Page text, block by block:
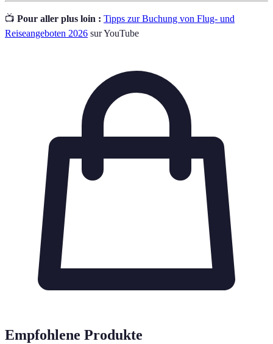
📺 Pour aller plus loin : Tipps zur Buchung von Flug- und
Reiseangeboten 2026 sur YouTube
Empfohlene Produkte